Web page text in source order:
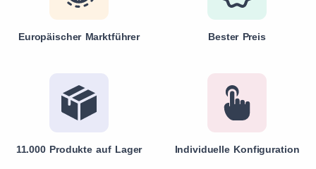
Europäischer Marktführer Bester Preis
11.000 Produkte auf Lager Individuelle Konfiguration